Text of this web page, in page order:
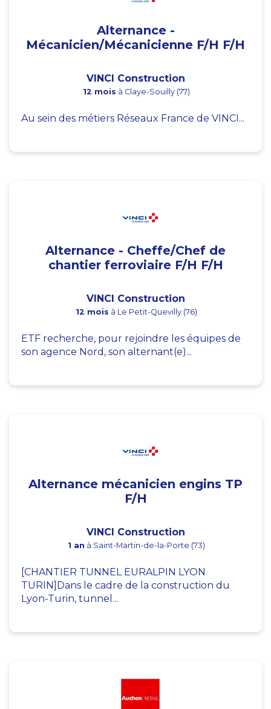
Alternance -
Mécanicien/Mécanicienne F/H F/H
VINCI Construction
12 mois à Claye-Souilly (77)
Au sein des métiers Réseaux France de VINCI...
Alternance - Cheffe/Chef de
chantier ferroviaire F/H F/H
VINCI Construction
12 mois à Le Petit-Quevilly (76)
ETF recherche, pour rejoindre les équipes de
son agence Nord, son alternant(e)...
Alternance mécanicien engins TP
F/H
VINCI Construction
1 an à Saint-Martin-de-la-Porte (73)
[CHANTIER TUNNEL EURALPIN LYON
TURIN]Dans le cadre de la construction du
Lyon-Turin, tunnel...